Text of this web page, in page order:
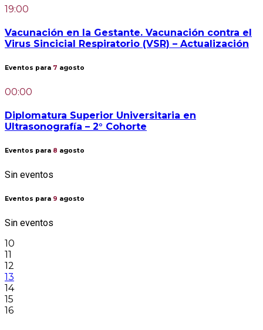
19:00
Vacunación en la Gestante. Vacunación contra el
Virus Sincicial Respiratorio (VSR) – Actualización
Eventos para 7 agosto
00:00
Diplomatura Superior Universitaria en
Ultrasonografía – 2° Cohorte
Eventos para 8 agosto
Sin eventos
Eventos para 9 agosto
Sin eventos
10
11
12
13
14
15
16